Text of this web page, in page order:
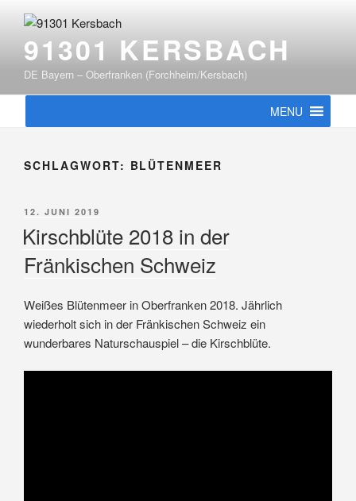
Inhalt
springen91301 KERSBACH
DE Bayern – Oberfranken (Forchheim/Kersbach)
MENU
SCHLAGWORT: BLÜTENMEER
VERÖFFENTLICHT
12. JUNI 2019
Kirschblüte 2018 in der
Fränkischen Schweiz
Weißes Blütenmeer in Oberfranken 2018. Jährlich
wiederholt sich in der Fränkischen Schweiz ein
wunderbares Naturschauspiel – die Kirschblüte.